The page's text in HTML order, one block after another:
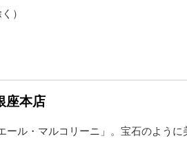
）
座本店
ール・マルコリーニ」。宝石のよう